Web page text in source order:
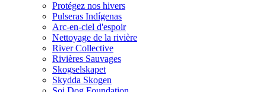
Protégez nos hivers
Pulseras Indígenas
Arc-en-ciel d'espoir
Nettoyage de la rivière
River Collective
Rivières Sauvages
Skogselskapet
Skydda Skogen